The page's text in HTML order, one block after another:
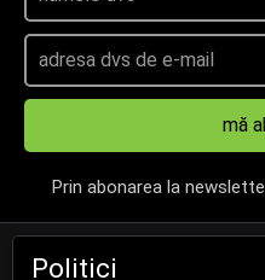
mă
Prin abonarea la
Politici